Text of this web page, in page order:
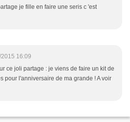
je fille en faire une seris c 'est
16:09
ce joli partage : je viens de faire un kit de
pour l'anniversaire de ma grande ! A voir